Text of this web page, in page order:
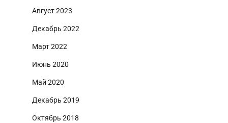
Август 2023
Декабрь 2022
Март 2022
Июнь 2020
Май 2020
Декабрь 2019
Октябрь 2018